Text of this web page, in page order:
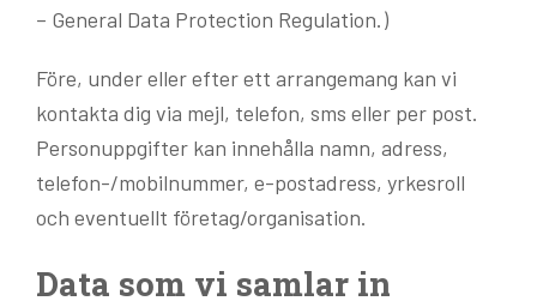
– General Data Protection Regulation.)
Före, under eller efter ett arrangemang kan vi
kontakta dig via mejl, telefon, sms eller per post.
Personuppgifter kan innehålla namn, adress,
telefon-/mobilnummer, e-postadress, yrkesroll
och eventuellt företag/organisation.
Data som vi samlar in